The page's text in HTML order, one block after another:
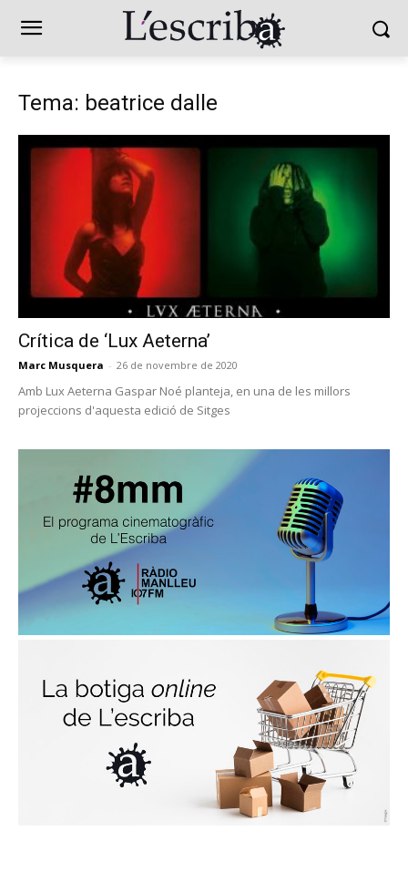
Tema: beatrice dalle
Crítica de ‘Lux Aeterna’
Marc Musquera - 26 de novembre de 2020
Amb Lux Aeterna Gaspar Noé planteja, en una de les millors
projeccions d'aquesta edició de Sitges